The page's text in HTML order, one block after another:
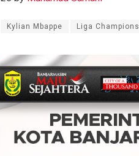
Kylian Mbappe Liga Champions